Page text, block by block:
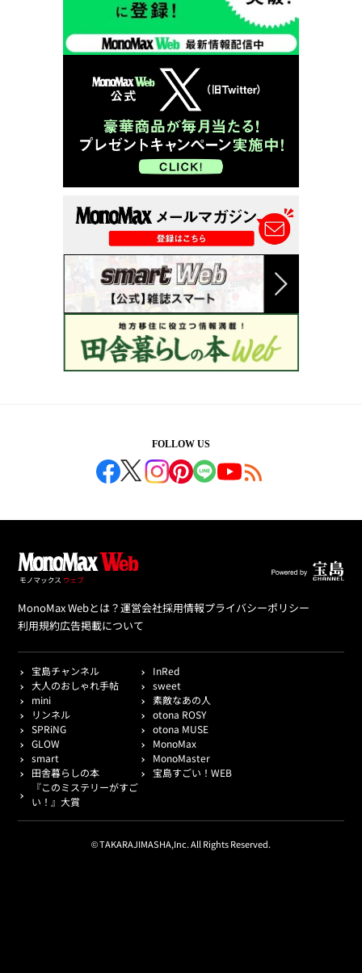
FOLLOW US
MonoMax Webとは？運営会社採用情報プライバシーポリシー
利用規約広告掲載について
宝島チャンネル
InRed
大人のおしゃれ手帖
sweet
mini
素敵なあの人
リンネル
otona ROSY
SPRiNG
otona MUSE
GLOW
MonoMax
smart
MonoMaster
田舎暮らしの本
宝島すごい！WEB
『このミステリーがすご
い！』大賞
© TAKARAJIMASHA,Inc. All Rights Reserved.